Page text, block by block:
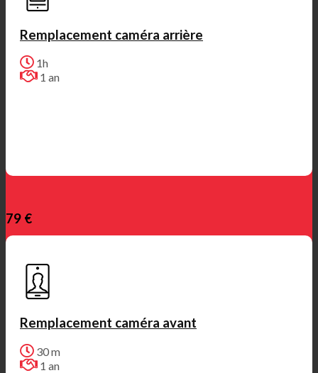
Remplacement caméra arrière
1h
1 an
79 €
Remplacement caméra avant
30 m
1 an